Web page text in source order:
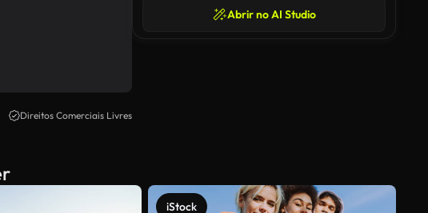
Direitos Comerciais Livres
Abrir no AI Studio
iStock